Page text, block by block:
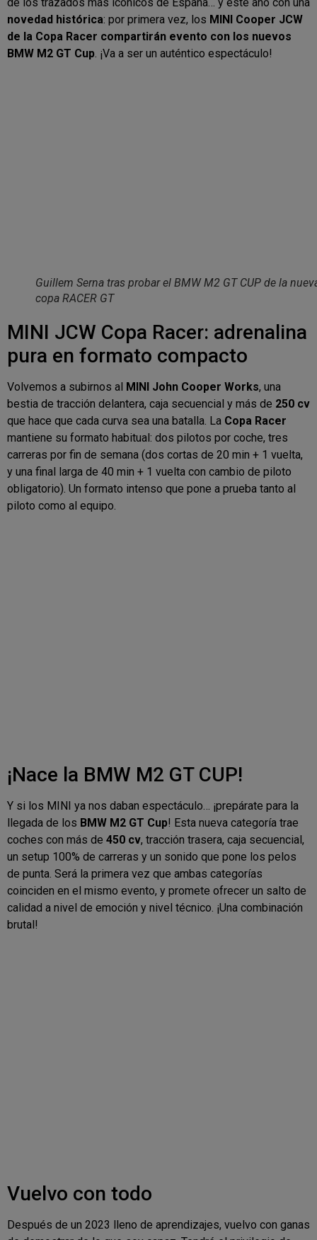
novedad histórica: por primera vez, los MINI Cooper JCW
de la Copa Racer compartirán evento con los nuevos
BMW M2 GT Cup. ¡Va a ser un auténtico espectáculo!
Guillem Serna tras probar el BMW M2 GT CUP de la
copa RACER GT
MINI JCW Copa Racer: adrenalina
pura en formato compacto
Volvemos a subirnos al MINI John Cooper Works, una
bestia de tracción delantera, caja secuencial y más de 250 cv
que hace que cada curva sea una batalla. La Copa Racer
mantiene su formato habitual: dos pilotos por coche, tres
carreras por fin de semana (dos cortas de 20 min + 1 vuelta,
y una final larga de 40 min + 1 vuelta con cambio de piloto
obligatorio). Un formato intenso que pone a prueba tanto al
piloto como al equipo.
¡Nace la BMW M2 GT CUP!
Y si los MINI ya nos daban espectáculo… ¡prepárate para la
llegada de los BMW M2 GT Cup! Esta nueva categoría trae
coches con más de 450 cv, tracción trasera, caja secuencial,
un setup 100% de carreras y un sonido que pone los pelos
de punta. Será la primera vez que ambas categorías
coinciden en el mismo evento, y promete ofrecer un salto de
calidad a nivel de emoción y nivel técnico. ¡Una combinación
brutal!
Vuelvo con todo
Después de un 2023 lleno de aprendizajes, vuelvo con ganas